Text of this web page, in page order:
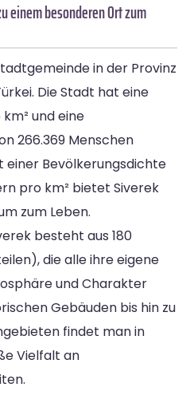
einem besonderen Ort zum
in der Provinz
Die Stadt hat eine
und eine
266.369 Menschen
einer Bevölkerungsdichte
pro km² bietet Siverek
zum Leben.
besteht aus 180
die alle ihre eigene
und Charakter
Gebäuden bis hin zu
findet man in
Vielfalt an